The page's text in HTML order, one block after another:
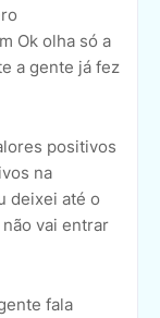
Ok olha só a
a gente já fez
positivos
na
deixei até o
vai entrar
fala